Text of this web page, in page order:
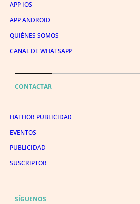
APP IOS
APP ANDROID
QUIÉNES SOMOS
CANAL DE WHATSAPP
CONTACTAR
HATHOR PUBLICIDAD
EVENTOS
PUBLICIDAD
SUSCRIPTOR
SÍGUENOS